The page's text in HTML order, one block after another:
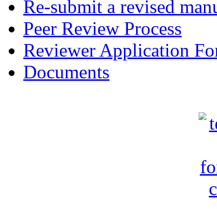
Re-submit a revised
Peer Review Process
Reviewer Application
Documents